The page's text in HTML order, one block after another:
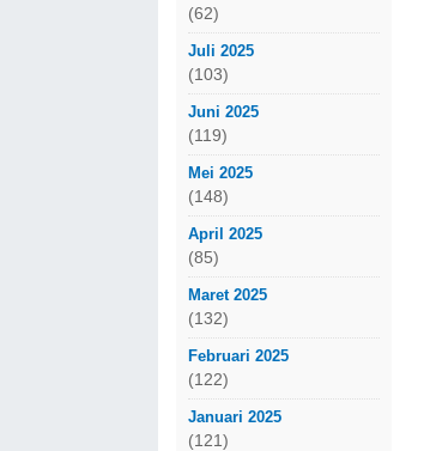
(62)
Juli 2025
(103)
Juni 2025
(119)
Mei 2025
(148)
April 2025
(85)
Maret 2025
(132)
Februari 2025
(122)
Januari 2025
(121)